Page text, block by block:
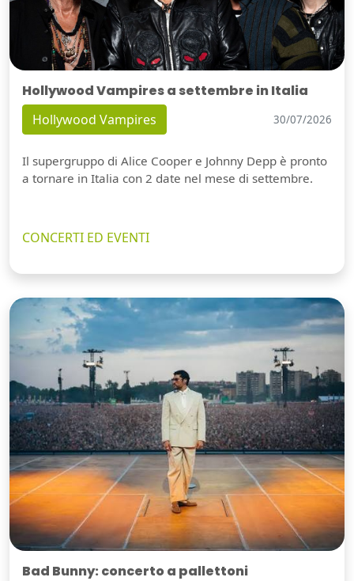
Hollywood Vampires a settembre in Italia
Hollywood Vampires 30/07/2026
Il supergruppo di Alice Cooper e Johnny Depp è pronto
a tornare in Italia con 2 date nel mese di settembre.
CONCERTI ED EVENTI
Bad Bunny: concerto a pallettoni